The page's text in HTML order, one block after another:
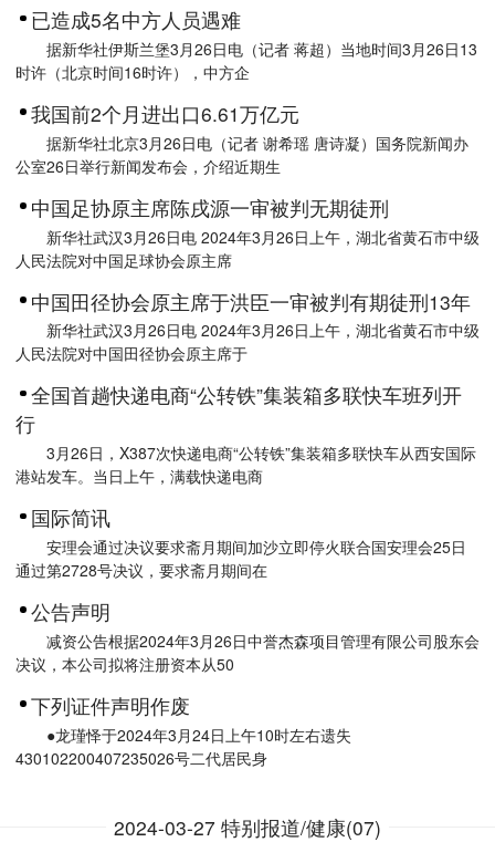
已造成5名中方人员遇难
据新华社伊斯兰堡3月26日电（记者 蒋超）当地时间3月26日13
时许（北京时间16时许），中方企
我国前2个月进出口6.61万亿元
据新华社北京3月26日电（记者 谢希瑶 唐诗凝）国务院新闻办
公室26日举行新闻发布会，介绍近期生
中国足协原主席陈戌源一审被判无期徒刑
新华社武汉3月26日电 2024年3月26日上午，湖北省黄石市中级
人民法院对中国足球协会原主席
中国田径协会原主席于洪臣一审被判有期徒刑13年
新华社武汉3月26日电 2024年3月26日上午，湖北省黄石市中级
人民法院对中国田径协会原主席于
全国首趟快递电商“公转铁”集装箱多联快车班列开
行
3月26日，X387次快递电商“公转铁”集装箱多联快车从西安国际
港站发车。当日上午，满载快递电商
国际简讯
安理会通过决议要求斋月期间加沙立即停火联合国安理会25日
通过第2728号决议，要求斋月期间在
公告声明
减资公告根据2024年3月26日中誉杰森项目管理有限公司股东会
决议，本公司拟将注册资本从50
下列证件声明作废
●龙瑾怿于2024年3月24日上午10时左右遗失
430102200407235026号二代居民身
2024-03-27 特别报道/健康(07)